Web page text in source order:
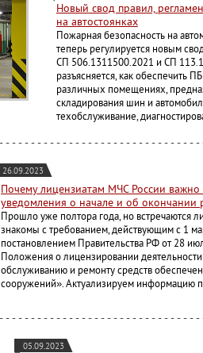
Новый свод правил,
на автостоянках
Пожарная безопасность на
теперь регулируется новым
СП 506.1311500.2021 и СП
разъясняется, как обеспечить
различных помещениях,
складирования шин и
техобслуживание,
26.09.2023
Почему лицензиатам МЧС России важно
уведомления о начале и об окончании
Прошло уже полтора года, но встречаются
знакомы с требованием, действующим с 1
постановлением Правительства РФ от 28
Положения о лицензировании
обслуживанию и ремонту средств
сооружений». Актуализируем информацию
05.09.2023